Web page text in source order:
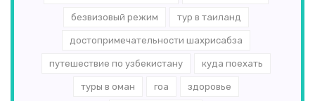
безвизовый режим тур в таиланд
достопримечательности шахрисабза
путешествие по узбекистану куда поехать
туры в оман гоа здоровье